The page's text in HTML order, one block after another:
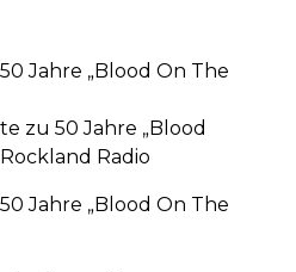
Jahre „Blood On The
zu 50 Jahre „Blood
Radio
Jahre „Blood On The